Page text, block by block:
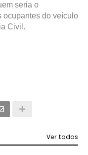
seria o
ocupantes do veículo
Civil.
Ver todos